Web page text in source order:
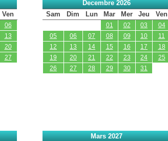
Ven
06
13
20
27
Decembre 2026
Sam
Dim Lun Mar Mer Jeu Ven
01 02 03
04
05
06 07 08 09 10
11
12
13 14 15 16 17
18
19
20 21 22 23 24
25
26
27 28 29 30 31
Mars 2027